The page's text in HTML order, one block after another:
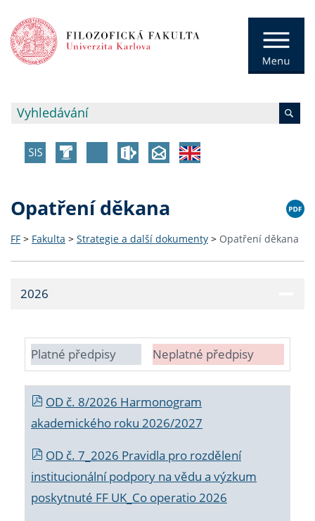
Opatření děkana
FF > Fakulta > Strategie a další dokumenty > Opatření děkana
2026
Platné předpisy Neplatné předpisy
OD č. 8/2026 Harmonogram
akademického roku 2026/2027
OD č. 7_2026 Pravidla pro rozdělení
institucionální podpory na vědu a výzkum
poskytnuté FF UK_Co operatio 2026